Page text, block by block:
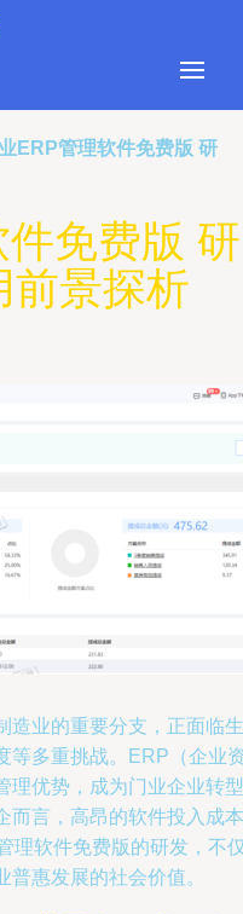
ERP管理软件免费版 研
免费版 研
前景探析
造业的重要分支，正面临生
等多重挑战。ERP（企业
理优势，成为门业企业转型
而言，高昂的软件投入成本
理软件免费版的研发，不
惠发展的社会价值。